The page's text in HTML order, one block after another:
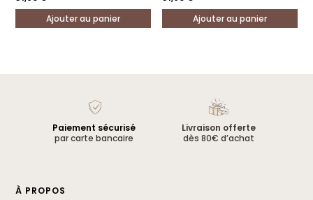
Ajouter au panier
Ajouter au panier
Paiement sécurisé
par carte bancaire
Livraison offerte
dès 80€ d’achat
À PROPOS